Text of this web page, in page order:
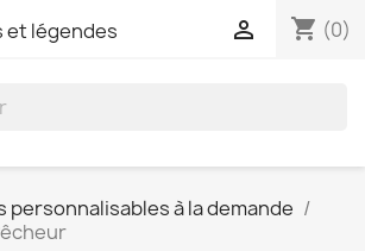
shopping_cart (0)

personnalisables à la demande